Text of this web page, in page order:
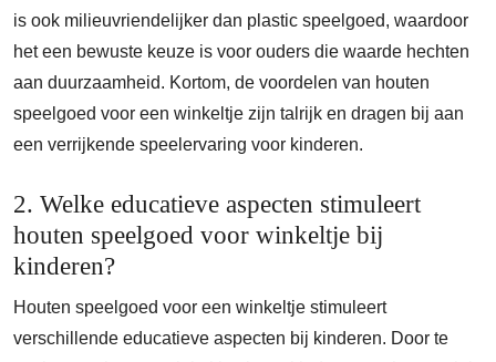
is ook milieuvriendelijker dan plastic speelgoed, waardoor
het een bewuste keuze is voor ouders die waarde hechten
aan duurzaamheid. Kortom, de voordelen van houten
speelgoed voor een winkeltje zijn talrijk en dragen bij aan
een verrijkende speelervaring voor kinderen.
2. Welke educatieve aspecten stimuleert
houten speelgoed voor winkeltje bij
kinderen?
Houten speelgoed voor een winkeltje stimuleert
verschillende educatieve aspecten bij kinderen. Door te